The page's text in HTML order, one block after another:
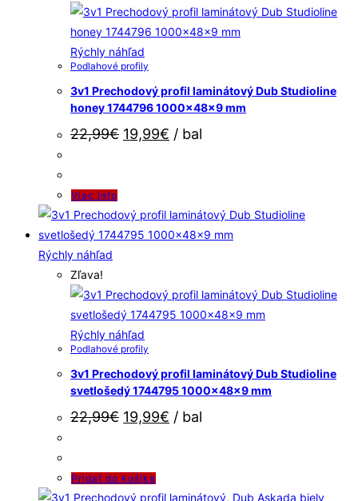
Rýchly náhľad
Podlahové profily
3v1 Prechodový profil laminátový Dub Studioline
honey 1744796 1000x48x9 mm
22,99€ 19,99€ / bal
Viac info
Rýchly náhľad
Zľava!
Rýchly náhľad
Podlahové profily
3v1 Prechodový profil laminátový Dub Studioline
svetlošedý 1744795 1000x48x9 mm
22,99€ 19,99€ / bal
Pridať do košíka